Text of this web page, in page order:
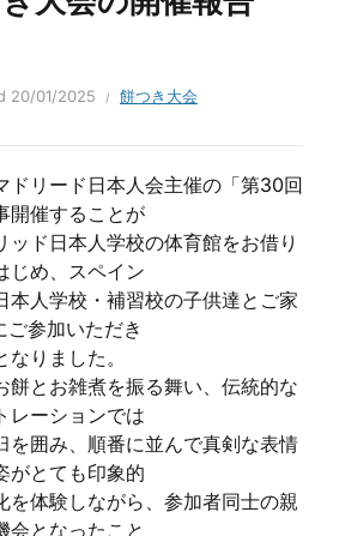
20/01/2025 餅つき大会
ドリード日本人会主催の「第30回
開催することが
ッド日本人学校の体育館をお借り
じめ、スペイン
本人学校・補習校の子供達とご家
参加いただき
なりました。
餅とお雑煮を振る舞い、伝統的な
レーションでは
を囲み、順番に並んで真剣な表情
がとても印象的
を体験しながら、参加者同士の親
会となったこと